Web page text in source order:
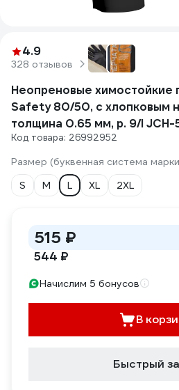
4.9
328 отзывов
Неопреновые химостойкие
Safety 80/50, с хлопковым
толщина 0.65 мм, р. 9/l
Код товара: 26992952
Размер (буквенная система
S
M L XL 2XL
515 ₽
544 ₽
Начислим 5 бонусов
В
Быстрый